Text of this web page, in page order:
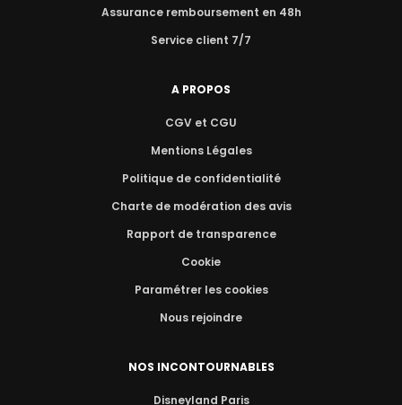
Assurance remboursement en 48h
Service client 7/7
A PROPOS
CGV et CGU
Mentions Légales
Politique de confidentialité
Charte de modération des avis
Rapport de transparence
Cookie
Paramétrer les cookies
Nous rejoindre
NOS INCONTOURNABLES
Disneyland Paris